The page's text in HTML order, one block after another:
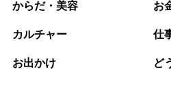
からだ・美容 お
カルチャー 仕
お出かけ ど